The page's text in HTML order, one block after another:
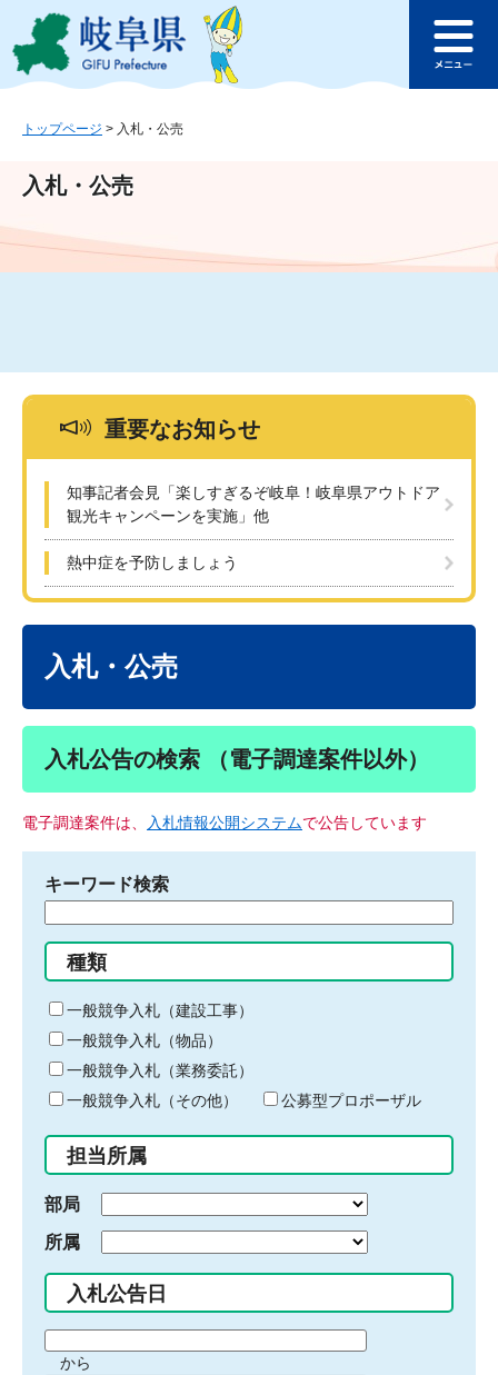
ジ
ュ
文
このページの本文へ
ュ
トップページ > 入札・公売
入札・公売
重要なお知らせ
知事記者会見「楽しすぎるぞ岐阜！岐阜県アウトドア
観光キャンペーンを実施」他
熱中症を予防しましょう
入札・公売
入札公告の検索 （電子調達案件以外）
電子調達案件は、 入札情報公開システムで公告しています
キーワード検索
る
キ
ー
ワ
ー
ド
入
力
種類
一般競争入札（建設工事）
一般競争入札（物品）
一般競争入札（業務委託）
一般競争入札（その他）
公募型プロポーザル
担当所属
部局
所属
入札公告日
間から